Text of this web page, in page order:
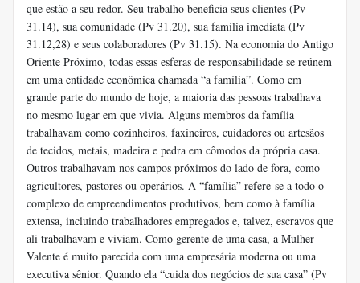
que estão a seu redor. Seu trabalho beneficia seus clientes (Pv
31.14), sua comunidade (Pv 31.20), sua família imediata (Pv
31.12,28) e seus colaboradores (Pv 31.15). Na economia do Antigo
Oriente Próximo, todas essas esferas de responsabilidade se reúnem
em uma entidade econômica chamada “a família”. Como em
grande parte do mundo de hoje, a maioria das pessoas trabalhava
no mesmo lugar em que vivia. Alguns membros da família
trabalhavam como cozinheiros, faxineiros, cuidadores ou artesãos
de tecidos, metais, madeira e pedra em cômodos da própria casa.
Outros trabalhavam nos campos próximos do lado de fora, como
agricultores, pastores ou operários. A “família” refere-se a todo o
complexo de empreendimentos produtivos, bem como à família
extensa, incluindo trabalhadores empregados e, talvez, escravos que
ali trabalhavam e viviam. Como gerente de uma casa, a Mulher
Valente é muito parecida com uma empresária moderna ou uma
executiva sênior. Quando ela “cuida dos negócios de sua casa” (Pv